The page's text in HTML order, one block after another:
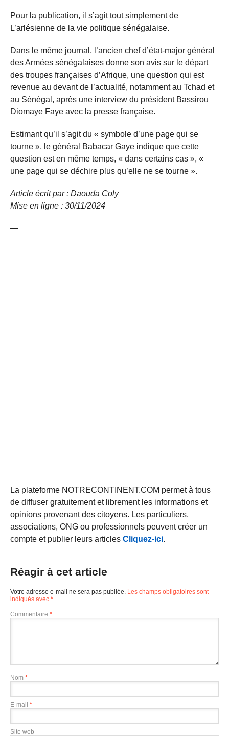
Pour la publication, il s’agit tout simplement de
L’arlésienne de la vie politique sénégalaise.
Dans le même journal, l’ancien chef d’état-major général
des Armées sénégalaises donne son avis sur le départ
des troupes françaises d’Afrique, une question qui est
revenue au devant de l’actualité, notamment au Tchad et
au Sénégal, après une interview du président Bassirou
Diomaye Faye avec la presse française.
Estimant qu’il s’agit du « symbole d’une page qui se
tourne », le général Babacar Gaye indique que cette
question est en même temps, « dans certains cas », «
une page qui se déchire plus qu’elle ne se tourne ».
Article écrit par : Daouda Coly
Mise en ligne : 30/11/2024
—
La plateforme NOTRECONTINENT.COM permet à tous
de diffuser gratuitement et librement les informations et
opinions provenant des citoyens. Les particuliers,
associations, ONG ou professionnels peuvent créer un
compte et publier leurs articles Cliquez-ici.
Réagir à cet article
Votre adresse e-mail ne sera pas publiée. Les champs obligatoires sont
indiqués avec *
Commentaire *
Nom *
E-mail *
Site web